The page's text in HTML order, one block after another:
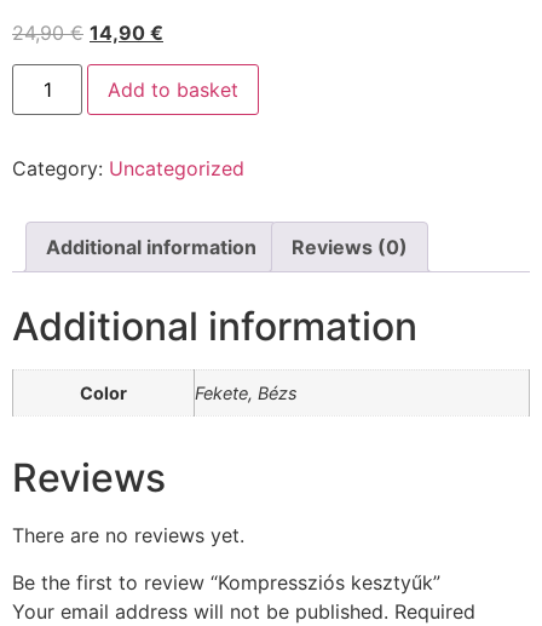
24,90€ 14,90 €
Add to basket
Category: Uncategorized
Additional information Reviews (0)
Additional information
Color Fekete, Bézs
Reviews
There are no reviews yet.
Be the first to review “Kompressziós kesztyűk”
Your email address will not be published. Required